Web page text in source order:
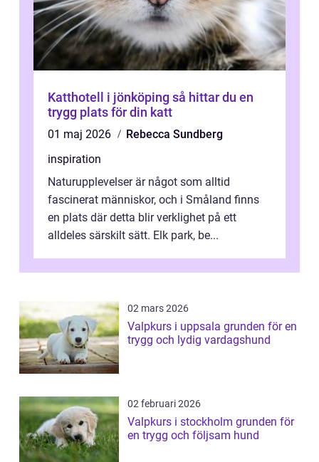
Katthotell i jönköping så hittar du en
trygg plats för din katt
01 maj 2026
Rebecca Sundberg
inspiration
Naturupplevelser är något som alltid
fascinerat människor, och i Småland finns
en plats där detta blir verklighet på ett
alldeles särskilt sätt. Elk park, be...
02 mars 2026
Valpkurs i uppsala grunden för en
trygg och lydig vardagshund
02 februari 2026
Valpkurs i stockholm grunden för
en trygg och följsam hund